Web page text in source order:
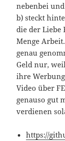
nebenbei
b) steckt
die der Liebe
Menge
genau
Geld nur,
ihre
Video über
genauso gut
verdienen
https://